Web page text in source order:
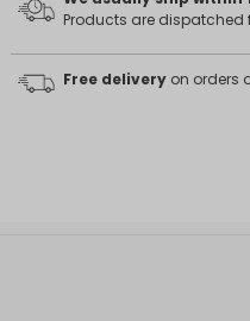
Products are
Free delivery on orders